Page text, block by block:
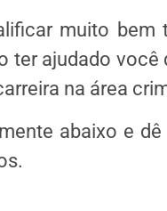
muito bem
ter ajudado
na área
abaixo e